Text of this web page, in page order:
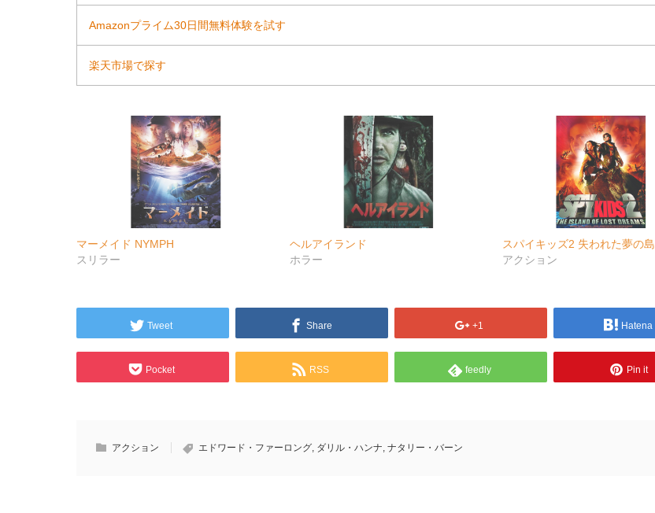
Amazonプライム30日間無料体験を試す
楽天市場で探す
マーメイド NYMPH
スリラー
ヘルアイランド
ホラー
スパイキッズ2 失われた夢の島
アクション
Tweet Share +1 Hatena
Pocket RSS feedly Pin it
アクション エドワード・ファーロング ダリル・ハンナ ナタリー・バーン